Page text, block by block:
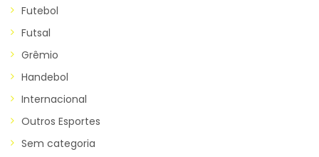
Futebol
Futsal
Grêmio
Handebol
Internacional
Outros Esportes
Sem categoria